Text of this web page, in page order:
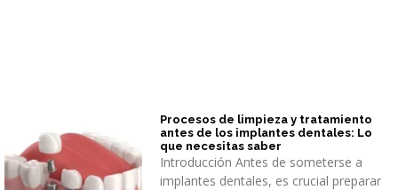
Procesos de limpieza y tratamiento
antes de los implantes dentales: Lo
que necesitas saber
Introducción Antes de someterse a
implantes dentales, es crucial preparar